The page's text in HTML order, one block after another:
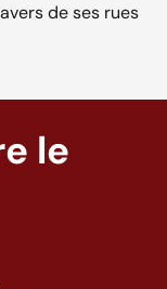
de ses rues
le